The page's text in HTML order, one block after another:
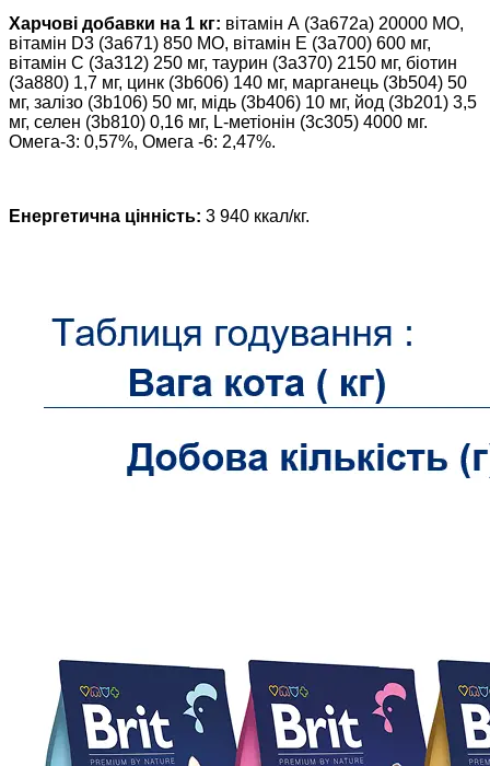
Харчові добавки на 1 кг: вітамін А (3a672a) 20000 МО,
вітамін D3 (3a671) 850 МО, вітамін E (3a700) 600 мг,
вітамін C (3a312) 250 мг, таурин (3a370) 2150 мг, біотин
(3a880) 1,7 мг, цинк (3b606) 140 мг, марганець (3b504) 50
мг, залізо (3b106) 50 мг, мідь (3b406) 10 мг, йод (3b201) 3,5
мг, селен (3b810) 0,16 мг, L-метіонін (3c305) 4000 мг.
Омега-3: 0,57%, Омега -6: 2,47%.
Енергетична цінність: 3 940 ккал/кг.